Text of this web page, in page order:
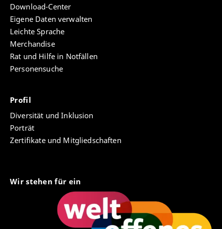
Download-Center
Eigene Daten verwalten
Leichte Sprache
Merchandise
Rat und Hilfe in Notfällen
Personensuche
Profil
Diversität und Inklusion
Porträt
Zertifikate und Mitgliedschaften
Wir stehen für ein